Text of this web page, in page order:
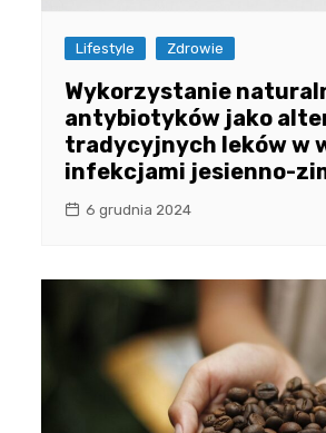
Lifestyle Zdrowie
Wykorzystanie
antybiotyków jako
tradycyjnych leków w
infekcjami jesienno-
6 grudnia 2024